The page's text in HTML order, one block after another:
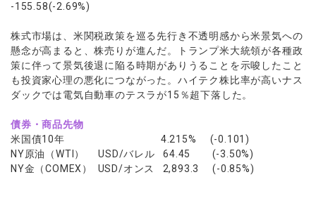
-155.58(-2.69%)
株式市場は、米関税政策を巡る先行き不透明感から米景気への
懸念が高まると、株売りが進んだ。トランプ米大統領が各種政
策に伴って景気後退に陥る時期がありうることを示唆したこと
も投資家心理の悪化につながった。ハイテク株比率が高いナス
ダックでは電気自動車のテスラが15％超下落した。
債券・商品先物
米国債10年 4.215% (-0.101)
NY原油（WTI） USD/バレル 64.45 (-3.50%)
NY金（COMEX） USD/オンス 2,893.3 (-0.85%)